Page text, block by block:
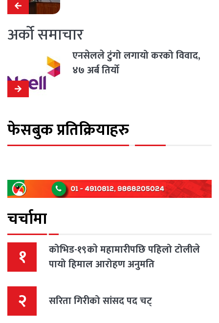
अर्को समाचार
एनसेलले टुंगो लगायो करको विवाद,
४७ अर्ब तिर्यो
फेसबुक प्रतिक्रियाहरु
चर्चामा
१
कोभिड-१९काे महामारीपछि पहिलो टोलीले
पायो हिमाल आरोहण अनुमति
२ सरिता गिरीको सांसद पद चट्